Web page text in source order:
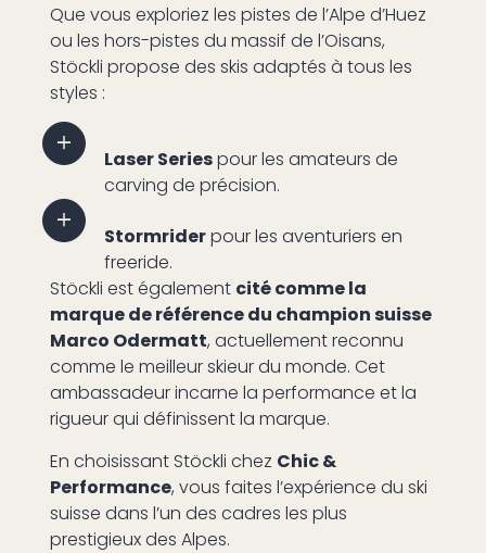
Que vous exploriez les pistes de l’Alpe d’Huez
ou les hors-pistes du massif de l’Oisans,
Stöckli propose des skis adaptés à tous les
styles :
Laser Seriespour les amateurs de
carving de précision.
Stormriderpour les aventuriers en
freeride.
Stöckli est également cité comme la
marque de référence du champion suisse
Marco Odermatt, actuellement reconnu
comme le meilleur skieur du monde. Cet
ambassadeur incarne la performance et la
rigueur qui définissent la marque.
En choisissant Stöckli chez Chic &
Performance, vous faites l’expérience du ski
suisse dans l’un des cadres les plus
prestigieux des Alpes.